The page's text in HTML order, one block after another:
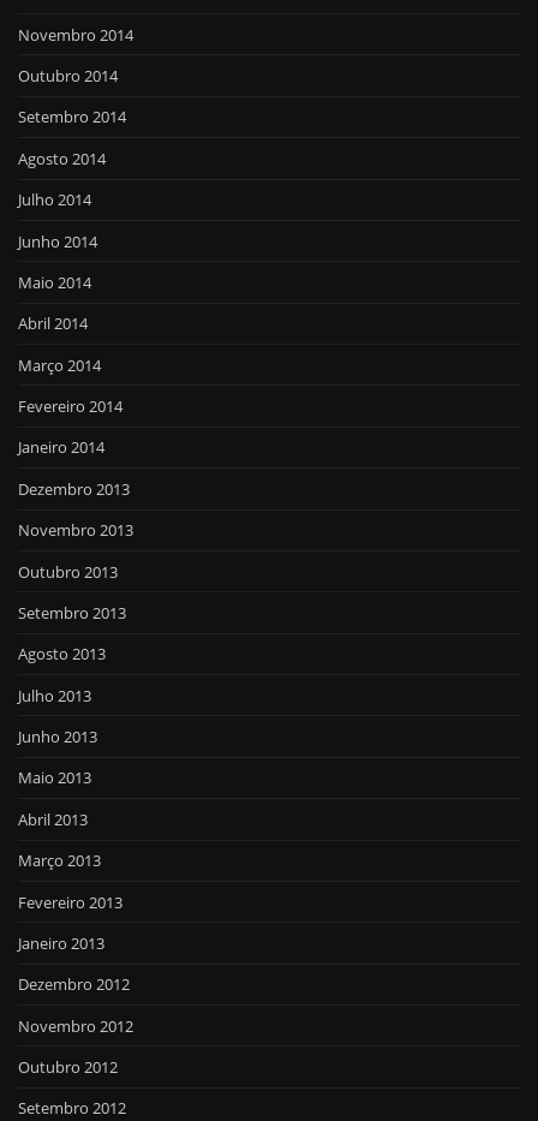
Novembro 2014
Outubro 2014
Setembro 2014
Agosto 2014
Julho 2014
Junho 2014
Maio 2014
Abril 2014
Março 2014
Fevereiro 2014
Janeiro 2014
Dezembro 2013
Novembro 2013
Outubro 2013
Setembro 2013
Agosto 2013
Julho 2013
Junho 2013
Maio 2013
Abril 2013
Março 2013
Fevereiro 2013
Janeiro 2013
Dezembro 2012
Novembro 2012
Outubro 2012
Setembro 2012